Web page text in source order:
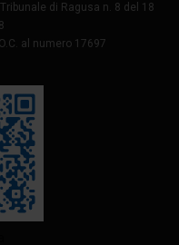
di Ragusa n. 8 del 18
al numero 17697